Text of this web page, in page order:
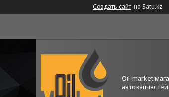
Создать сайт на Satu.kz
Oil-market
автозапчастей.